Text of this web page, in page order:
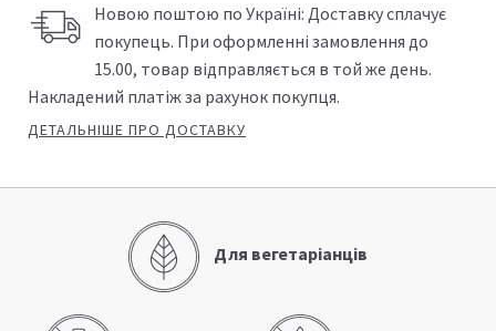
Новою поштою по Україні: Доставку сплачує
покупець. При оформленні замовлення до
15.00, товар відправляється в той же день.
Накладений платіж за рахунок покупця.
ДЕТАЛЬНІШЕ ПРО ДОСТАВКУ
препаратами та вакцинами для подорожей
Ключові перевагиOptibac:
лакто- та біфідобактерій і сахароміцетів, які, як
доведено, живими досягають кишечника та
доповнюють природні кишкові бактерії організму.
Для вегетаріанців